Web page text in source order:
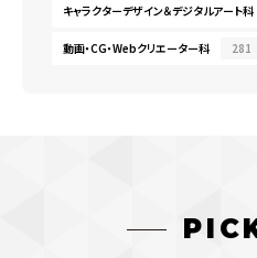
キャラクターデザイン＆デジタルアート科
動画・CG・Webクリエーター科 281